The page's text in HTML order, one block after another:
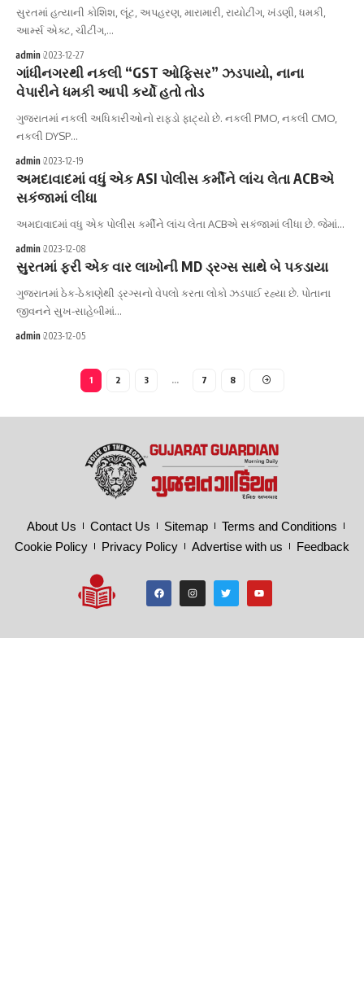
સુરતમાં હત્યાની કોશિશ, લૂંટ, અપહરણ, મારામારી, રાયોટીંગ, ખંડણી, ધમકી,
આર્મ્સ એક્ટ, ચીટીંગ,…
admin 2023-12-27
ગાંધીનગરથી નકલી “GST ઓફિસર” ઝડપાયો, નાના
વેપારીને ધમકી આપી કર્યો હતો તોડ
ગુજરાતમાં નકલી અધિકારીઓનો રાફડો ફાટ્યો છે. નકલી PMO, નકલી CMO,
નકલી DYSP…
admin 2023-12-19
અમદાવાદમાં વધું એક ASI પોલીસ કર્મીને લાંચ લેતા ACBએ
સકંજામાં લીધા
અમદાવાદમાં વધુ એક પોલીસ કર્મીને લાંચ લેતા ACBએ સકંજામાં લીધા છે. જેમાં…
admin 2023-12-08
સુરતમાં ફરી એક વાર લાખોની MD ડ્રગ્સ સાથે બે પકડાયા
ગુજરાતમાં ઠેક-ઠેકાણેથી ડ્રગ્સનો વેપલો કરતા લોકો ઝડપાઈ રહ્યા છે. પોતાના
જીવનને સુખ-સાહેબીમાં…
admin 2023-12-05
1 2 3 … 7 8
About Us Contact Us Sitemap
Terms and Conditions
Cookie Policy
Privacy Policy Advertise with us Feedback